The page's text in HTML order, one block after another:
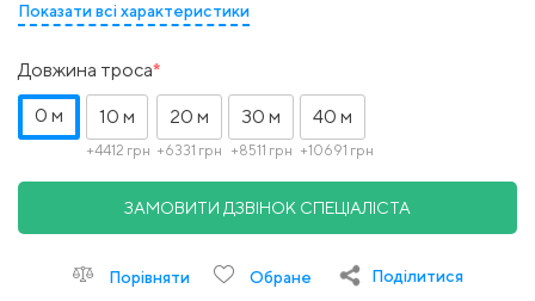
Показати всі характеристики
Довжина троса
0 м
10 м
+4412 грн
20 м
+6331 грн
30 м
+8511 грн
40 м
+10691 грн
ЗАМОВИТИ ДЗВІНОК СПЕЦІАЛІСТА
Порівняти Обране Поділитися